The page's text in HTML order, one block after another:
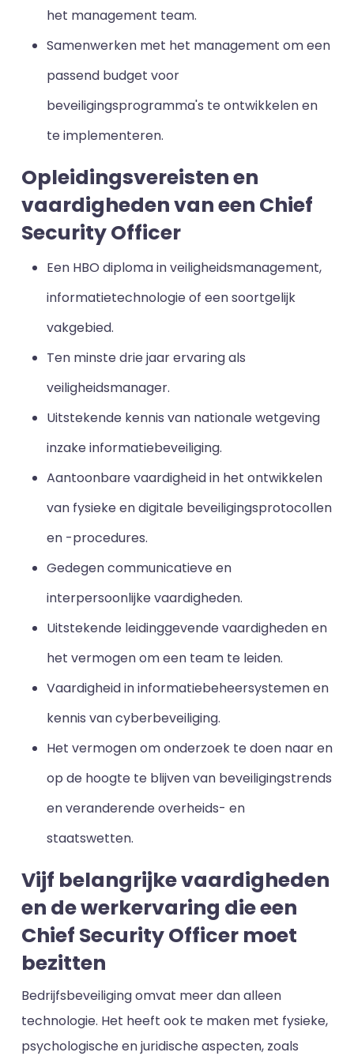
het management team.
Samenwerken met het management om een
passend budget voor
beveiligingsprogramma's te ontwikkelen en
te implementeren.
Opleidingsvereisten en
vaardigheden van een Chief
Security Officer
Een HBO diploma in veiligheidsmanagement,
informatietechnologie of een soortgelijk
vakgebied.
Ten minste drie jaar ervaring als
veiligheidsmanager.
Uitstekende kennis van nationale wetgeving
inzake informatiebeveiliging.
Aantoonbare vaardigheid in het ontwikkelen
van fysieke en digitale beveiligingsprotocollen
en -procedures.
Gedegen communicatieve en
interpersoonlijke vaardigheden.
Uitstekende leidinggevende vaardigheden en
het vermogen om een team te leiden.
Vaardigheid in informatiebeheersystemen en
kennis van cyberbeveiliging.
Het vermogen om onderzoek te doen naar en
op de hoogte te blijven van beveiligingstrends
en veranderende overheids- en
staatswetten.
Vijf belangrijke vaardigheden
en de werkervaring die een
Chief Security Officer moet
bezitten
Bedrijfsbeveiliging omvat meer dan alleen
technologie. Het heeft ook te maken met fysieke,
psychologische en juridische aspecten, zoals